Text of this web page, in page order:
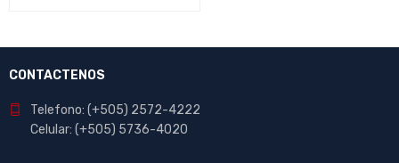
CONTACTENOS
Telefono: (+505) 2572-4222
Celular: (+505) 5736-4020